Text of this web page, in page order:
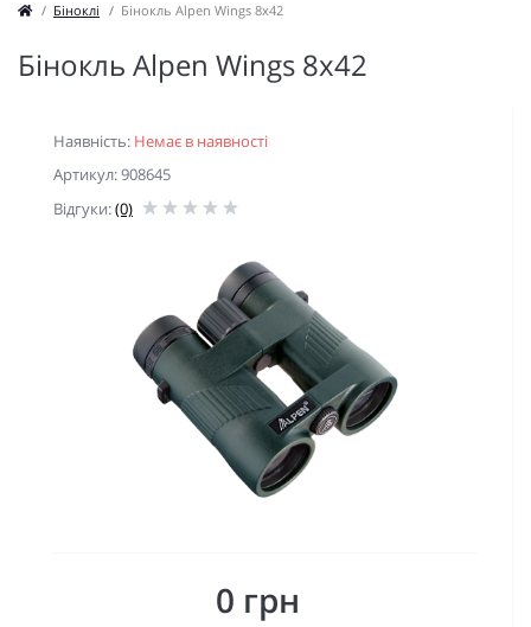
Біноклі Бінокль Alpen Wings 8x42
Бінокль Alpen Wings 8x42
Наявність: Немає в наявності
Артикул: 908645
Відгуки:(0)
0 грн